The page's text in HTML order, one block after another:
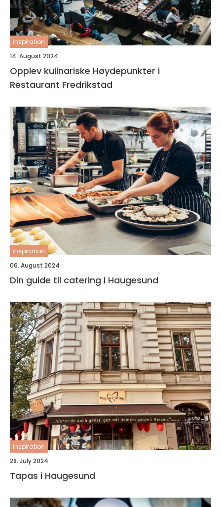
inspiration
14. August 2024
Opplev kulinariske Høydepunkter i
Restaurant Fredrikstad
inspiration
06. August 2024
Din guide til catering i Haugesund
inspiration
28. July 2024
Tapas i Haugesund